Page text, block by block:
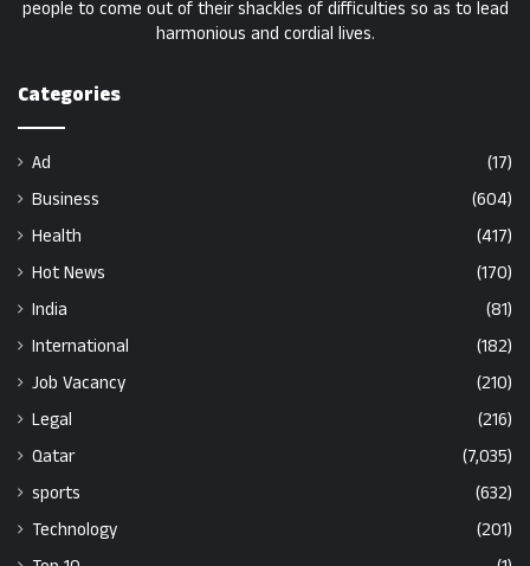
people to come out of their shackles of difficulties so as to lead
harmonious and cordial lives.
Categories
Ad
(17)
Business
(604)
Health
(417)
Hot News
(170)
India
(81)
International
(182)
Job Vacancy
(210)
Legal
(216)
Qatar
(7,035)
sports
(632)
Technology
(201)